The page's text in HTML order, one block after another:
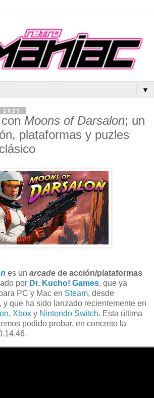
▼
Moons of Darsalon; un
plataformas y puzles
es un arcade de acción/plataformas
por Dr. Kucho! Games, que ya
PC y Mac en Steam, desde
y que ha sido lanzado recientemente en
, Xbox y Nintendo Switch. Esta última
podido probar, en concreto la